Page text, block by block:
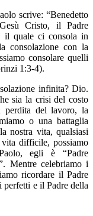
scrive: “Benedetto
Cristo, il Padre
il quale ci consola in
consolazione con la
consolare quelli
1:3-4).
infinita? Dio.
sia la crisi del costo
perdita del lavoro, la
o una battaglia
nostra vita, qualsiasi
difficile, possiamo
egli è “Padre
Mentre celebriamo i
ricordare il Padre
perfetti e il Padre della